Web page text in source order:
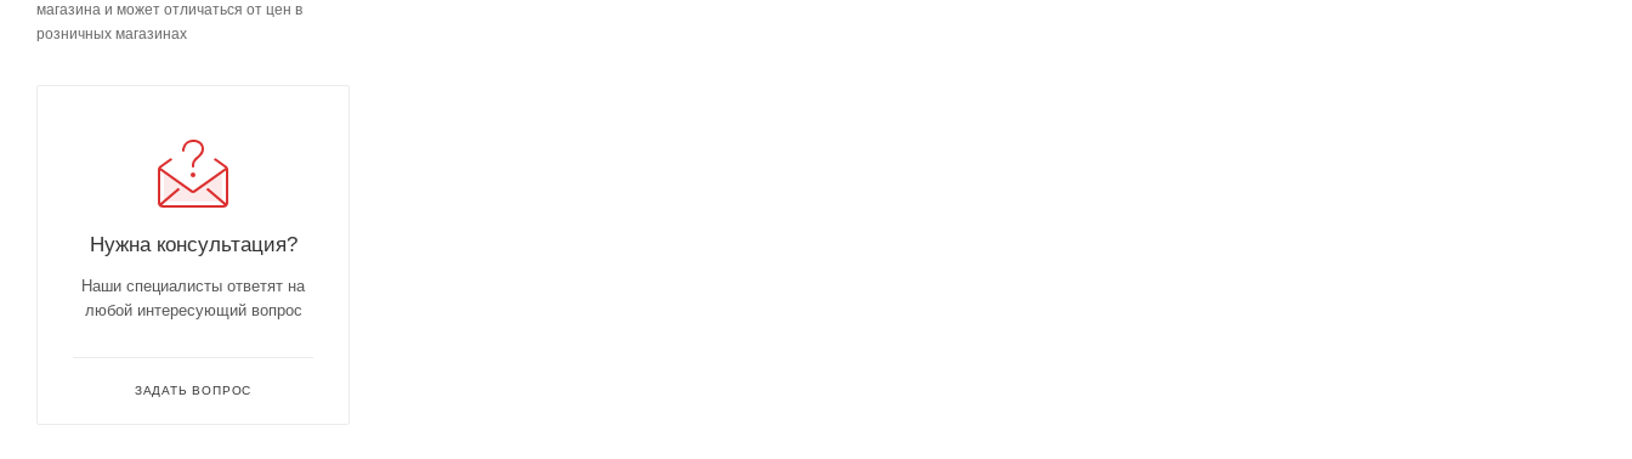
магазина и может отличаться от цен в
розничных магазинах
Нужна консультация?
Наши специалисты ответят на
любой интересующий вопрос
ЗАДАТЬ ВОПРОС